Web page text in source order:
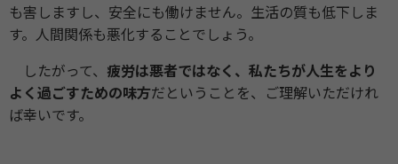
も害しますし、安全にも働けません。生活の質も低下しま
す。人間関係も悪化することでしょう。
したがって、 疲労は悪者ではなく、私たちが人生をより
よく過ごすための味方だということを、ご理解いただけれ
ば幸いです。